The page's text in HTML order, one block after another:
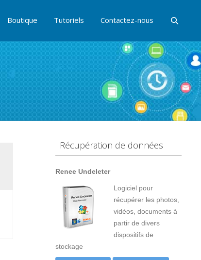
Boutique Tutoriels Contactez-nous
Récupération de données
Renee Undeleter
Logiciel pour
récupérer les photos,
vidéos, documents à
partir de divers
dispositifs de
stockage